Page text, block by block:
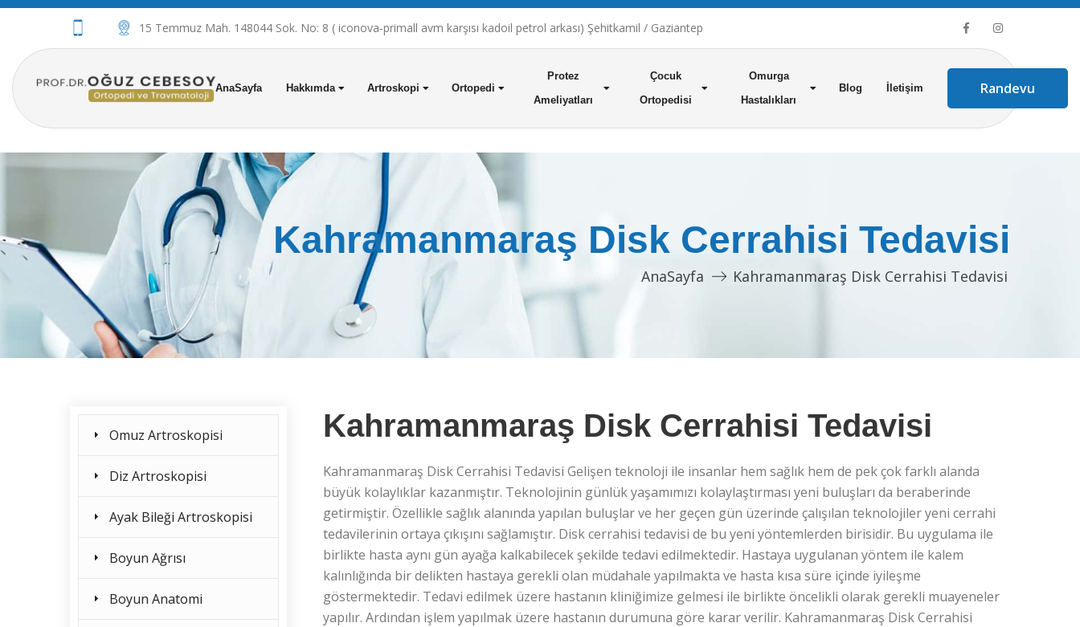
15 Temmuz Mah. 148044 Sok. No: 8 ( iconova-primall avm karşısı kadoil petrol arkası) Şehitkamil / Gaziantep
AnaSayfa Hakkımda Artroskopi Ortopedi
Protez
Ameliyatları
Çocuk
Ortopedisi
Omurga
Hastalıkları
Blog İletişim Randevu
Kahramanmaraş Disk Cerrahisi Tedavisi
AnaSayfa Kahramanmaraş Disk Cerrahisi Tedavisi
Kahramanmaraş Disk Cerrahisi Tedavisi
Kahramanmaraş Disk Cerrahisi Tedavisi Gelişen teknoloji ile insanlar hem sağlık hem de pek çok farklı alanda
büyük kolaylıklar kazanmıştır. Teknolojinin günlük yaşamımızı kolaylaştırması yeni buluşları da beraberinde
getirmiştir. Özellikle sağlık alanında yapılan buluşlar ve her geçen gün üzerinde çalışılan teknolojiler yeni cerrahi
tedavilerinin ortaya çıkışını sağlamıştır. Disk cerrahisi tedavisi de bu yeni yöntemlerden birisidir. Bu uygulama ile
birlikte hasta aynı gün ayağa kalkabilecek şekilde tedavi edilmektedir. Hastaya uygulanan yöntem ile kalem
kalınlığında bir delikten hastaya gerekli olan müdahale yapılmakta ve hasta kısa süre içinde iyileşme
göstermektedir. Tedavi edilmek üzere hastanın kliniğimize gelmesi ile birlikte öncelikli olarak gerekli muayeneler
yapılır. Ardından işlem yapılmak üzere hastanın durumuna göre karar verilir. Kahramanmaraş Disk Cerrahisi
Omuz Artroskopisi
Diz Artroskopisi
Ayak Bileği Artroskopisi
Boyun Ağrısı
Boyun Anatomi